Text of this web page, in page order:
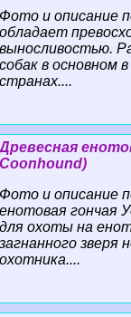
Фото и описание
обладает
выносливостью.
собак в основном
странах....
Древесная
Coonhound)
Фото и описание
енотовая гончая
для охоты на
загнанного зверя
охотника....